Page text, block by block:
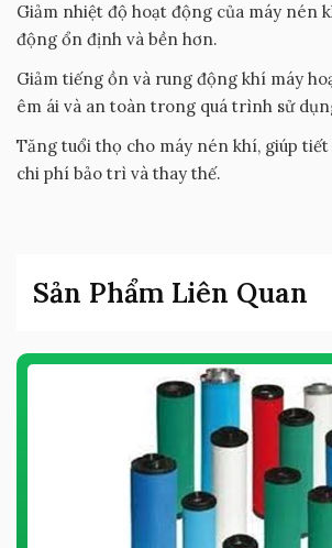
Giảm nhiệt độ hoạt động của máy nén
động ổn định và bền hơn.
Giảm tiếng ồn và rung động khí máy
êm ái và an toàn trong quá trình sử
Tăng tuổi thọ cho máy nén khí, giúp
chi phí bảo trì và thay thế.
Sản Phẩm Liên Quan